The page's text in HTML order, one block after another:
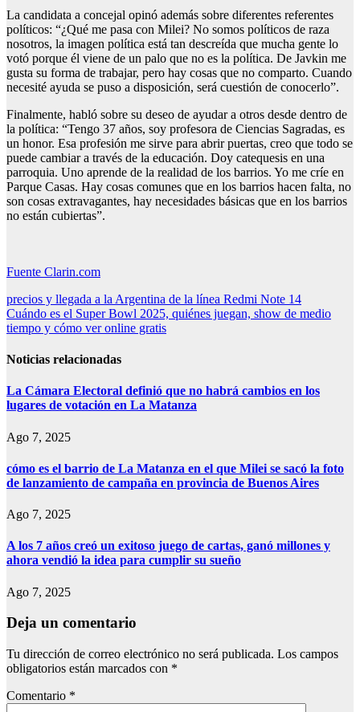
La candidata a concejal opinó además sobre diferentes referentes
políticos: “¿Qué me pasa con Milei? No somos políticos de raza
nosotros, la imagen política está tan descreída que mucha gente lo
votó porque él viene de un palo que no es la política. De Javkin me
gusta su forma de trabajar, pero hay cosas que no comparto. Cuando
necesité ayuda se puso a disposición, será cuestión de conocerlo”.
Finalmente, habló sobre su deseo de ayudar a otros desde dentro de
la política: “Tengo 37 años, soy profesora de Ciencias Sagradas, es
un honor. Esa profesión me sirve para abrir puertas, creo que todo se
puede cambiar a través de la educación. Doy catequesis en una
parroquia. Uno aprende de la realidad de los barrios. Yo me críe en
Parque Casas. Hay cosas comunes que en los barrios hacen falta, no
son cosas extravagantes, hay necesidades básicas que en los barrios
no están cubiertas”.
Fuente Clarin.com
Navegación
de
precios y llegada a la Argentina de la línea Redmi Note 14
Cuándo es el Super Bowl 2025, quiénes juegan, show de medio
tiempo y cómo ver online gratis
Noticias relacionadas
La Cámara Electoral definió que no habrá cambios en los
lugares de votación en La Matanza
Ago 7, 2025
cómo es el barrio de La Matanza en el que Milei se sacó la foto
de lanzamiento de campaña en provincia de Buenos Aires
Ago 7, 2025
A los 7 años creó un exitoso juego de cartas, ganó millones y
ahora vendió la idea para cumplir su sueño
Ago 7, 2025
Deja un comentario
Tu dirección de correo electrónico no será publicada. Los campos
obligatorios están marcados con *
Comentario *